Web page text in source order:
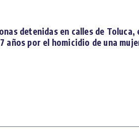
detenidas en calles de Toluca,
años por el homicidio de una